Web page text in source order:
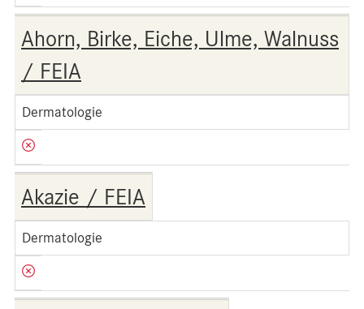
Ahorn, Birke, Eiche, Ulme, Walnuss
/ FEIA
Dermatologie
Akazie / FEIA
Dermatologie